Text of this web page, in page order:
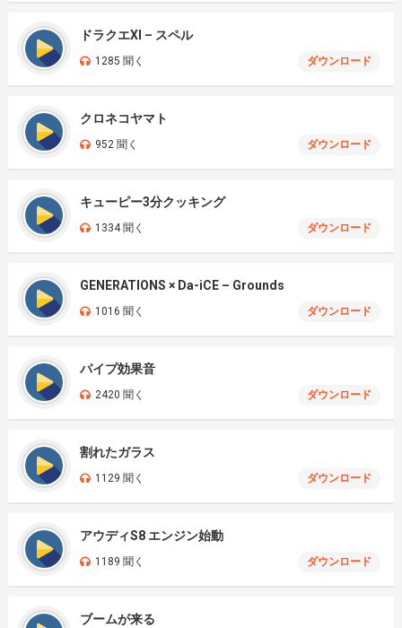
ドラクエXI – スペル
1285 聞く ダウンロード
クロネコヤマト
952 聞く ダウンロード
キューピー3分クッキング
1334 聞く ダウンロード
GENERATIONS × Da-iCE – Grounds
1016 聞く ダウンロード
パイプ効果音
2420 聞く ダウンロード
割れたガラス
1129 聞く ダウンロード
アウディS8 エンジン始動
1189 聞く ダウンロード
ブームが来る